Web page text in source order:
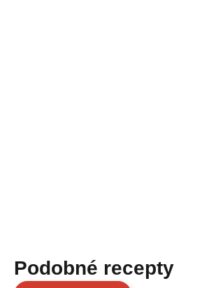
Podobné recepty